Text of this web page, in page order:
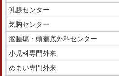
乳腺センター
気胸センター
脳腫瘍・頭蓋底外科センター
小児科専門外来
めまい専門外来